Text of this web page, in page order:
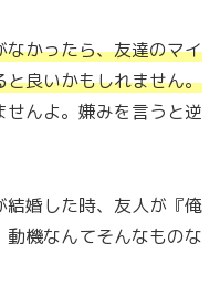
かったら、友達のマイ
良いかもしれません。
んよ。嫌みを言うと逆
結婚した時、友人が『俺
機なんてそんなものな